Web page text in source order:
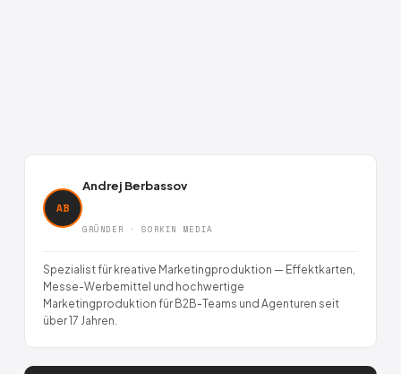
AB
Andrej Berbassov
GRÜNDER · SORKIN MEDIA
Spezialist für kreative Marketingproduktion — Effektkarten,
Messe-Werbemittel und hochwertige
Marketingproduktion für B2B-Teams und Agenturen seit
über 17 Jahren.